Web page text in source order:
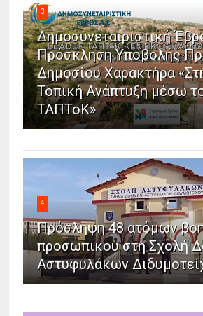
3
Δημοσυνεταιριστική
Πρόσκληση Υποβολής
Δημοσίου Χαρακτήρα
Τοπική Ανάπτυξη μέσω
ΤΑΠΤοΚ»
4
Πρόσληψη 48 ατόμων
προσωπικού στη Σχολή
Αστυφυλάκων